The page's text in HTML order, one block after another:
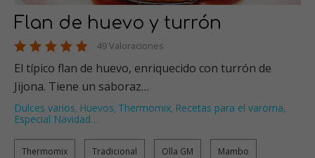
Flan de huevo y turrón
49 Valoraciones
El típico flan de huevo, enriquecido con turrón de
Jijona. Tiene un saboraz…
Dulces varios, Huevos, Thermomix, Recetas para el varoma,
Especial Navidad…
Thermomix Tradicional Olla GM Mambo